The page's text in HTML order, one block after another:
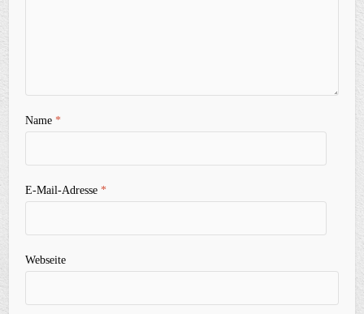
Name*
E-Mail-Adresse*
Webseite